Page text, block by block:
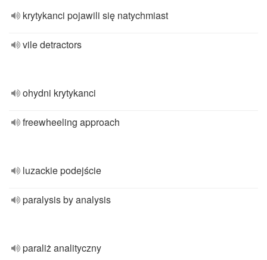
krytykanci pojawili się natychmiast
vile detractors
ohydni krytykanci
freewheeling approach
luzackie podejście
paralysis by analysis
paraliż analityczny